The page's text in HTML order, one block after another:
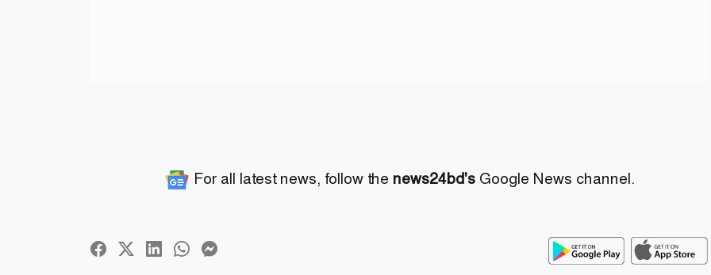
For all latest news, follow the news24bd'sGoogle News channel.